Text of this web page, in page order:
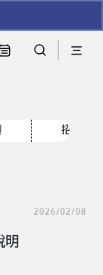
招標資
2026/02/08
明